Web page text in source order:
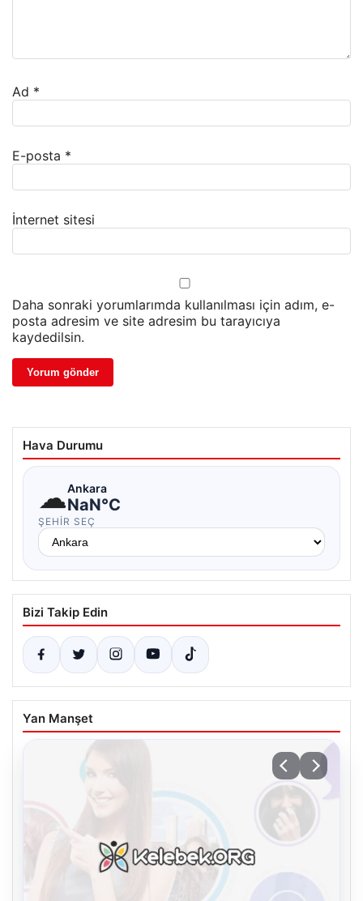
Ad *
E-posta *
İnternet sitesi
Daha sonraki yorumlarımda kullanılması için adım, e-
posta adresim ve site adresim bu tarayıcıya
kaydedilsin.
Hava Durumu
☁Ankara
NaN°C
ŞEHIR SEÇ
Bizi Takip Edin
Yan Manşet